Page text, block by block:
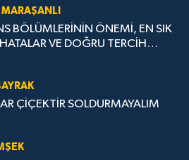
BÖLÜMLERİNİN ÖNEMİ, EN SIK
VE DOĞRU TERCİH
ÇİÇEKTİR SOLDURMAYALIM